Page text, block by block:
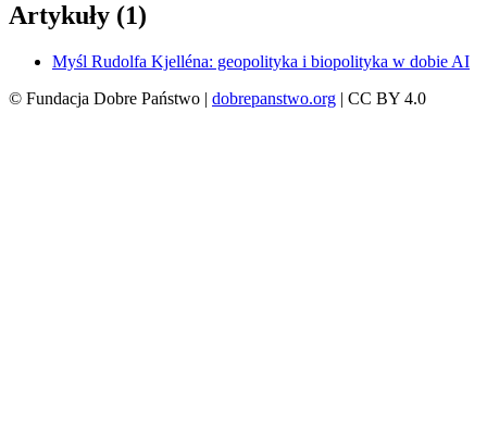
Artykuły (1)
Myśl Rudolfa Kjelléna: geopolityka i biopolityka w dobie AI
© Fundacja Dobre Państwo | dobrepanstwo.org | CC BY 4.0